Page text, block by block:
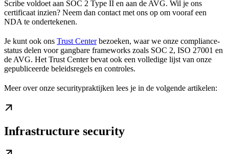
Scribe voldoet aan SOC 2 Type II en aan de AVG. Wil je ons
certificaat inzien? Neem dan contact met ons op om vooraf een
NDA te ondertekenen.
Je kunt ook ons Trust Centerbezoeken, waar we onze compliance-
status delen voor gangbare frameworks zoals SOC 2, ISO 27001 en
de AVG. Het Trust Center bevat ook een volledige lijst van onze
gepubliceerde beleidsregels en controles.
Meer over onze securitypraktijken lees je in de volgende artikelen:
Infrastructure security